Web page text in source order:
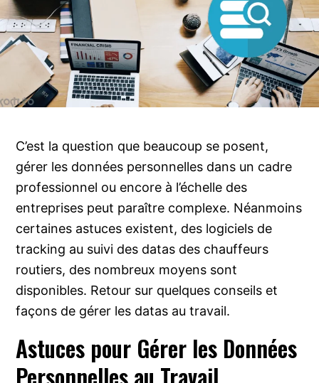
C’est la question que beaucoup se posent,
gérer les données personnelles dans un cadre
professionnel ou encore à l’échelle des
entreprises peut paraître complexe. Néanmoins
certaines astuces existent, des logiciels de
tracking au suivi des datas des chauffeurs
routiers, des nombreux moyens sont
disponibles. Retour sur quelques conseils et
façons de gérer les datas au travail.
Astuces pour Gérer les Données
Personnelles au Travail